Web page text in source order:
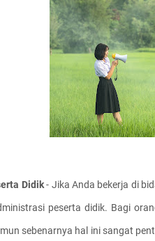
Didik - Jika Anda bekerja di
peserta didik. Bagi
sebenarnya hal ini sangat